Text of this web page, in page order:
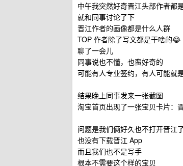
中午我突然好奇晋江头部作者都
就和同事讨论了下
晋江作者的画像都是什么人群
TOP 作者除了写文都是干啥的😂
聊了一会儿
同事说也不懂，也蛮好奇的
可能有人专业签约，有人可能就
结果晚上同事发来一张截图
淘宝首页出现了一张宝贝卡片：
问题是我们俩好久也不打开晋江
也没有下载晋江 App
而且我们也不是写手
根本不需要这个样的宝贝